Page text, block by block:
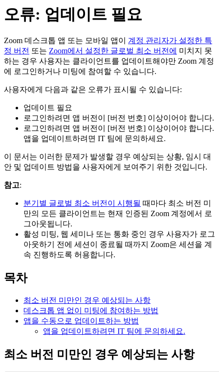
오류: 업데이트 필요
Zoom 데스크톱 앱 또는 모바일 앱이 계정 관리자가 설정한 특
정 버전 또는 Zoom에서 설정한 글로벌 최소 버전에 미치지 못
하는 경우 사용자는 클라이언트를 업데이트해야만 Zoom 계정
에 로그인하거나 미팅에 참여할 수 있습니다.
사용자에게 다음과 같은 오류가 표시될 수 있습니다:
업데이트 필요
로그인하려면 앱 버전이 [버전 번호] 이상이어야 합니다.
로그인하려면 앱 버전이 [버전 번호] 이상이어야 합니다.
앱을 업데이트하려면 IT 팀에 문의하세요.
이 문서는 이러한 문제가 발생할 경우 예상되는 상황, 임시 대
안 및 업데이트 방법을 사용자에게 보여주기 위한 것입니다.
참고:
분기별 글로벌 최소 버전이 시행될 때마다 최소 버전 미
만의 모든 클라이언트는 현재 인증된 Zoom 계정에서 로
그아웃됩니다.
활성 미팅, 웹 세미나 또는 통화 중인 경우 사용자가 로그
아웃하기 전에 세션이 종료될 때까지 Zoom은 세션을 계
속 진행하도록 허용합니다.
목차
최소 버전 미만인 경우 예상되는 사항
데스크톱 앱 없이 미팅에 참여하는 방법
앱을 수동으로 업데이트하는 방법
앱을 업데이트하려면 IT 팀에 문의하세요.
최소 버전 미만인 경우 예상되는 사항